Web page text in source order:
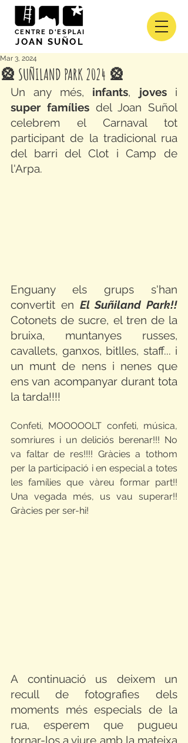
CENTRE D'ESPLAI
JOAN SUÑOL
🎡 SUÑILAND PARK 2024 🎡
Mar 3, 2024
Un any més, infants, joves
super famílies del Joan Suñol
celebrem el Carnaval tot
participant de la tradicional rua
del barri del Clot i Camp de
l'Arpa.
Enguany els grups s'han
convertit en El Suñiland Park!!
Cotonets de sucre, el tren de la
bruixa, muntanyes russes,
cavallets, ganxos, bitlles, staff... i
un munt de nens i nenes que
ens van acompanyar durant tota
la tarda!!!!
Confeti, MOOOOOLT confeti, música,
somriures i un deliciós berenar!!! No
va faltar de res!!!! Gràcies a tothom
per la participació i en especial a totes
les famílies que vàreu formar part!!
Una vegada més, us vau superar!!
Gràcies per ser-hi!
A continuació us deixem un
recull de fotografies dels
moments més especials de la
rua, esperem que pugueu
tornar-los a viure amb la mateixa